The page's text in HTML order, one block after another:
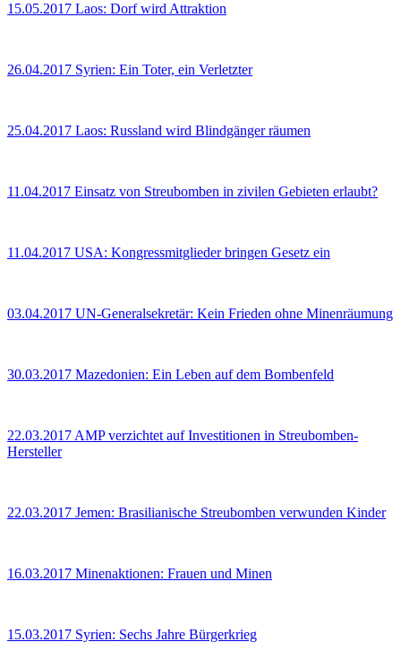
15.05.2017 Laos: Dorf wird Attraktion
26.04.2017 Syrien: Ein Toter, ein Verletzter
25.04.2017 Laos: Russland wird Blindgänger räumen
11.04.2017 Einsatz von Streubomben in zivilen Gebieten erlaubt?
11.04.2017 USA: Kongressmitglieder bringen Gesetz ein
03.04.2017 UN-Generalsekretär: Kein Frieden ohne Minenräumung
30.03.2017 Mazedonien: Ein Leben auf dem Bombenfeld
22.03.2017 AMP verzichtet auf Investitionen in Streubomben-
Hersteller
22.03.2017 Jemen: Brasilianische Streubomben verwunden Kinder
16.03.2017 Minenaktionen: Frauen und Minen
15.03.2017 Syrien: Sechs Jahre Bürgerkrieg